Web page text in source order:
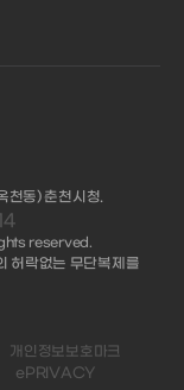
천동) 춘천시청.
reserved.
허락없는 무단복제를